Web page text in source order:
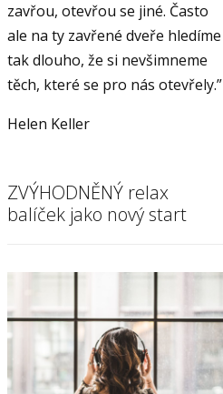
zavřou, otevřou se jiné. Často
ale na ty zavřené dveře hledíme
tak dlouho, že si nevšimneme
těch, které se pro nás otevřely.”
Helen Keller
ZVÝHODNĚNÝ relax
balíček jako nový start